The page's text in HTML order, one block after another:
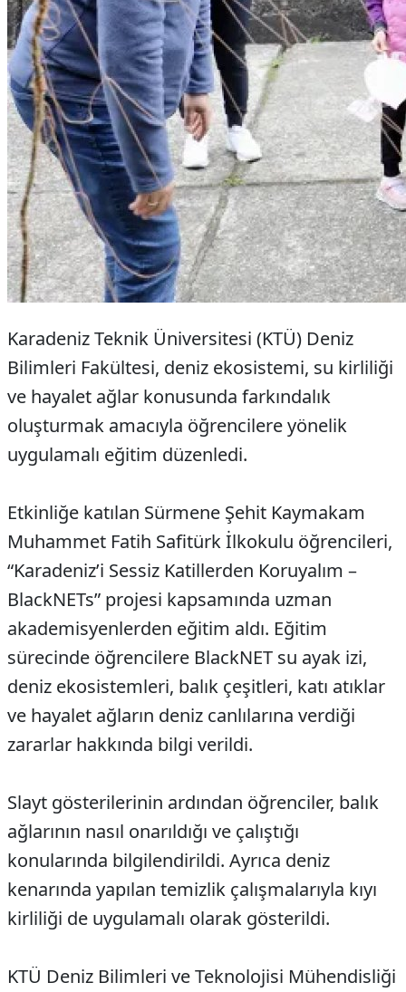
Karadeniz Teknik Üniversitesi (KTÜ) Deniz
Bilimleri Fakültesi, deniz ekosistemi, su kirliliği
ve hayalet ağlar konusunda farkındalık
oluşturmak amacıyla öğrencilere yönelik
uygulamalı eğitim düzenledi.
Etkinliğe katılan Sürmene Şehit Kaymakam
Muhammet Fatih Safitürk İlkokulu öğrencileri,
“Karadeniz’i Sessiz Katillerden Koruyalım –
BlackNETs” projesi kapsamında uzman
akademisyenlerden eğitim aldı. Eğitim
sürecinde öğrencilere BlackNET su ayak izi,
deniz ekosistemleri, balık çeşitleri, katı atıklar
ve hayalet ağların deniz canlılarına verdiği
zararlar hakkında bilgi verildi.
Slayt gösterilerinin ardından öğrenciler, balık
ağlarının nasıl onarıldığı ve çalıştığı
konularında bilgilendirildi. Ayrıca deniz
kenarında yapılan temizlik çalışmalarıyla kıyı
kirliliği de uygulamalı olarak gösterildi.
KTÜ Deniz Bilimleri ve Teknolojisi Mühendisliği